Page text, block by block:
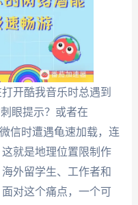
开酷我音乐时总遇到
眼提示？或者在
信时遭遇龟速加载，连
就是地理位置限制作
外留学生、工作者和
对这个痛点，一个可